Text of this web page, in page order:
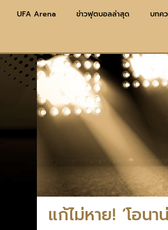
UFA Arena ข่าวฟุตบอลล่าสุด บทค
แก้ไม่หาย! ‘โอน